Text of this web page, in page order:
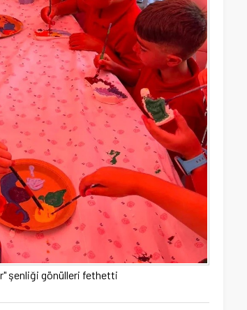
şenliği gönülleri fethetti